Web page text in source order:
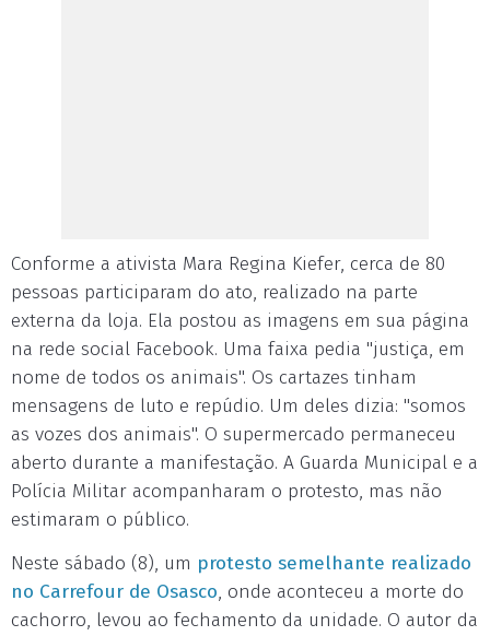
Conforme a ativista Mara Regina Kiefer, cerca de 80
pessoas participaram do ato, realizado na parte
externa da loja. Ela postou as imagens em sua página
na rede social Facebook. Uma faixa pedia "justiça, em
nome de todos os animais". Os cartazes tinham
mensagens de luto e repúdio. Um deles dizia: "somos
as vozes dos animais". O supermercado permaneceu
aberto durante a manifestação. A Guarda Municipal e a
Polícia Militar acompanharam o protesto, mas não
estimaram o público.
Neste sábado (8), um protesto semelhante realizado
no Carrefour de Osasco, onde aconteceu a morte do
cachorro, levou ao fechamento da unidade. O autor da